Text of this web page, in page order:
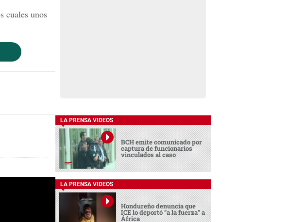
cuales unos
LA PRENSA VIDEOS
BCH emite comunicado por
captura de funcionarios
vinculados al caso
LA PRENSA VIDEOS
Hondureño denuncia que
ICE lo deportó “a la fuerza” a
África